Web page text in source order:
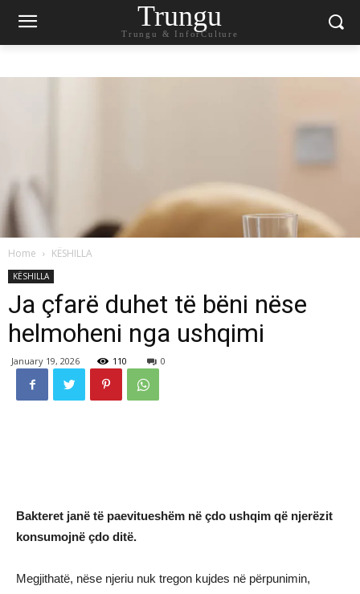
Trungu
Trungu & InforCulture
Home KËSHILLA
KËSHILLA
Ja çfarë duhet të bëni nëse
helmoheni nga ushqimi
January 19, 2026 110 0
Bakteret janë të paevitueshëm në çdo ushqim që njerëzit
konsumojnë çdo ditë.
Megjithatë, nëse njeriu nuk tregon kujdes në përpunimin,